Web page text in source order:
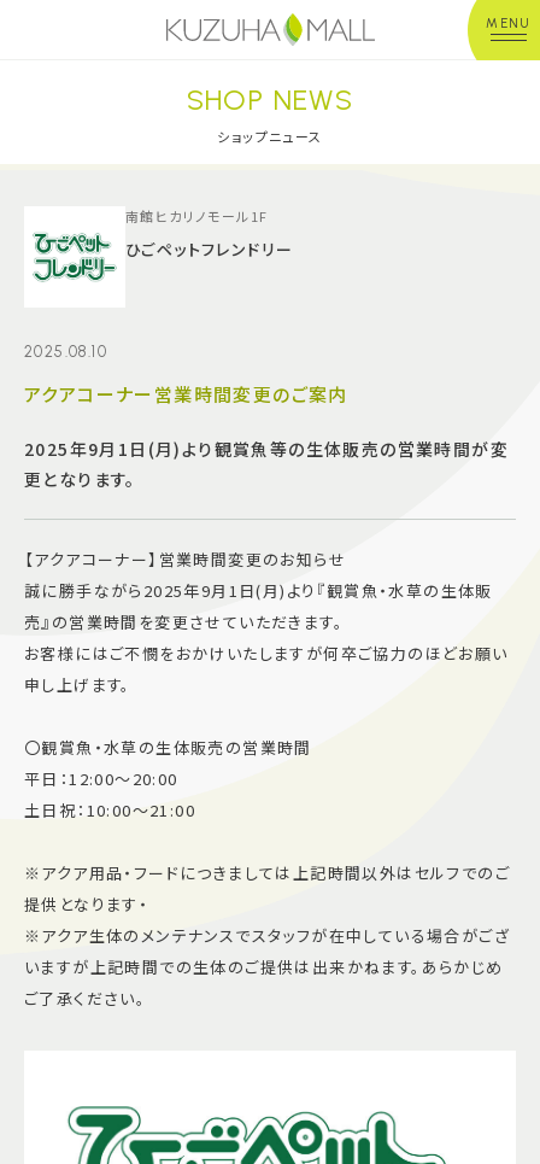
MENU
年中無休平 日：10:00~20:00
※店舗により異なる
ショップガイド
施設案内
アクセス＆駐車場
サイトマップ
プライバシーポリシー
SHOP NEWS
ショップニュース
南館ヒカリノモール1F
ひごペットフレンドリー
2025.08.10
アクアコーナー営業時間変更のご案内
2025年9月1日(月)より観賞魚等の生体販売の営業時間が変
更となります。
【アクアコーナー】営業時間変更のお知らせ
誠に勝手ながら2025年9月1日(月)より『観賞魚・水草の生体販
売』の営業時間を変更させていただきます。
お客様にはご不憫をおかけいたしますが何卒ご協力のほどお願い
申し上げます。
〇観賞魚・水草の生体販売の営業時間
平日：12:00～20:00
土日祝：10:00～21:00
※アクア用品・フードにつきましては上記時間以外はセルフでのご
提供となります・
※アクア生体のメンテナンスでスタッフが在中している場合がござ
いますが上記時間での生体のご提供は出来かねます。あらかじめ
ご了承ください。